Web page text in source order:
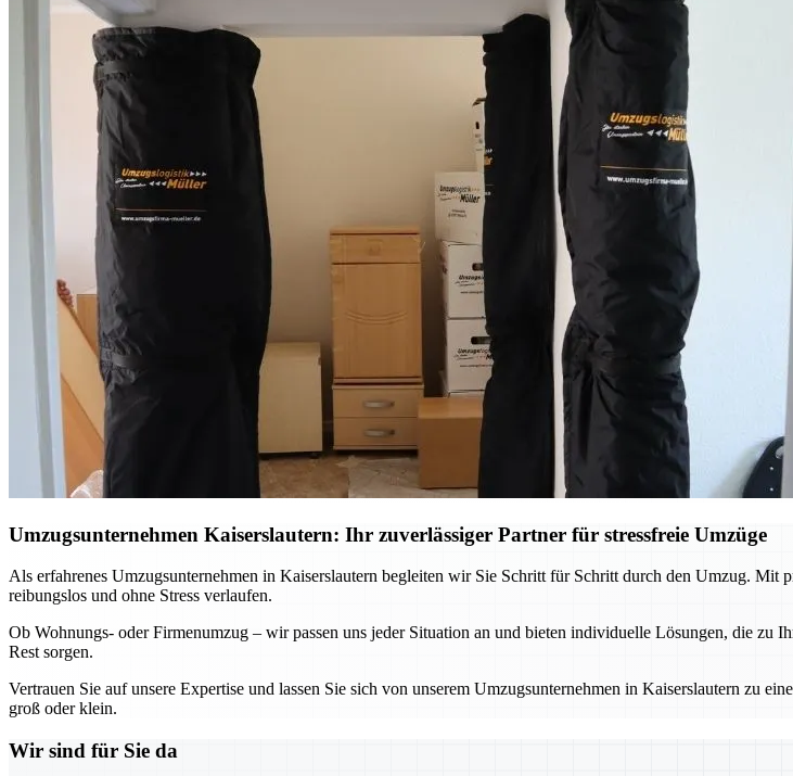
Umzugsunternehmen Kaiserslautern: Ihr zuverlässiger Partner für stressfreie Umzüge
Als erfahrenes Umzugsunternehmen in Kaiserslautern begleiten wir Sie Schritt für Schritt durch den Umzug.
reibungslos und ohne Stress verlaufen.
Ob Wohnungs- oder Firmenumzug – wir passen uns jeder Situation an und bieten individuelle Lösungen, die zu
Rest sorgen.
Vertrauen Sie auf unsere Expertise und lassen Sie sich von unserem Umzugsunternehmen in Kaiserslautern zu
groß oder klein.
Wir sind für Sie da